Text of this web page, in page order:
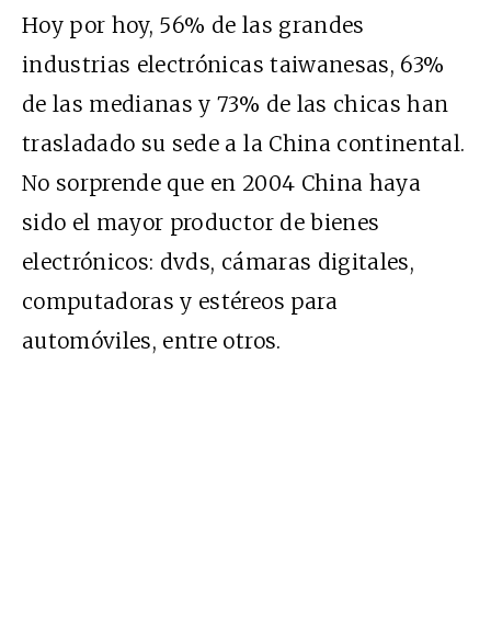
Hoy por hoy, 56% de las grandes
industrias electrónicas taiwanesas, 63%
de las medianas y 73% de las chicas han
trasladado su sede a la China continental.
No sorprende que en 2004 China haya
sido el mayor productor de bienes
electrónicos: dvds, cámaras digitales,
computadoras y estéreos para
automóviles, entre otros.